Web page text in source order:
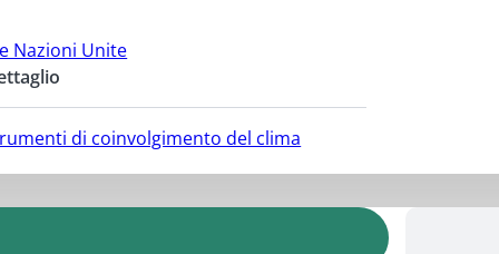
Nazioni Unite
di coinvolgimento del clima